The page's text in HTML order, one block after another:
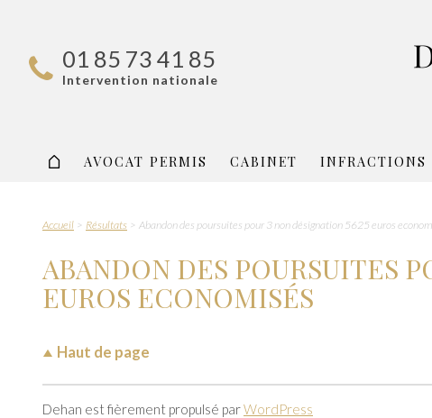
01 85 73 41 85
Intervention nationale
AVOCAT PERMIS CABINET INFRACTIONS
Accueil Résultats Abandon des poursuites pour 3 non désignation 5625 euros
ABANDON DES POURSUITES
EUROS ECONOMISÉS
Haut de page
Dehan est fièrement propulsé parWordPress